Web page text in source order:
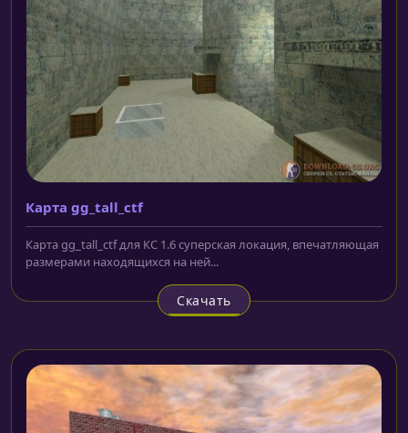
Карта gg_tall_ctf
Карта gg_tall_ctf для КС 1.6 суперская локация, впечатляющая
размерами находящихся на ней...
Скачать